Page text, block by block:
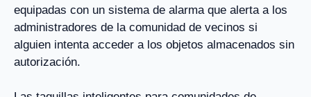
equipadas con un sistema de alarma que alerta a los
administradores de la comunidad de vecinos si
alguien intenta acceder a los objetos almacenados sin
autorización.